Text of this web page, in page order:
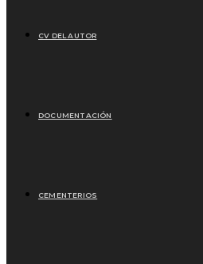
CV DEL AUTOR
DOCUMENTACIÓN
CEMENTERIOS